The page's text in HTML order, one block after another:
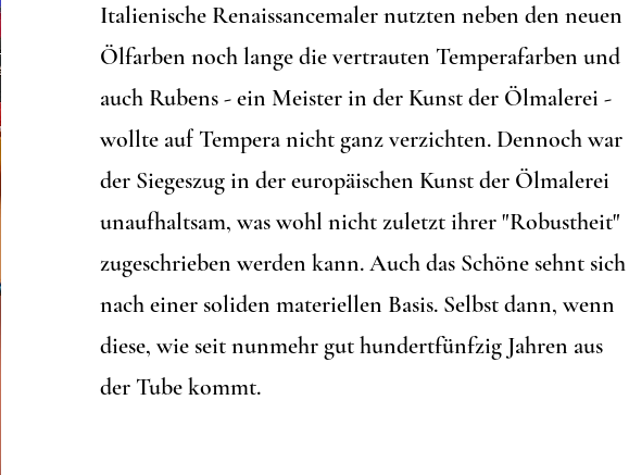
Italienische Renaissancemaler nutzten neben den neuen
Ölfarben noch lange die vertrauten Temperafarben und
auch Rubens - ein Meister in der Kunst der Ölmalerei -
wollte auf Tempera nicht ganz verzichten. Dennoch war
der Siegeszug in der europäischen Kunst der Ölmalerei
unaufhaltsam, was wohl nicht zuletzt ihrer "Robustheit"
zugeschrieben werden kann. Auch das Schöne sehnt sich
nach einer soliden materiellen Basis. Selbst dann, wenn
diese, wie seit nunmehr gut hundertfünfzig Jahren aus
der Tube kommt.